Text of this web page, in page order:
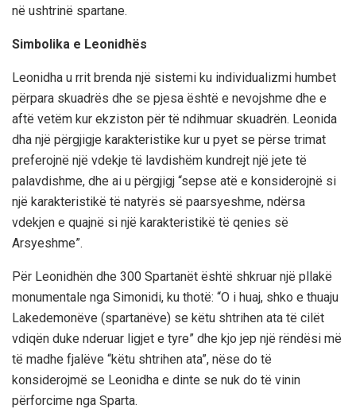
në ushtrinë spartane.
Simbolika e Leonidhës
Leonidha u rrit brenda një sistemi ku individualizmi humbet
përpara skuadrës dhe se pjesa është e nevojshme dhe e
aftë vetëm kur ekziston për të ndihmuar skuadrën. Leonida
dha një përgjigje karakteristike kur u pyet se përse trimat
preferojnë një vdekje të lavdishëm kundrejt një jete të
palavdishme, dhe ai u përgjigj “sepse atë e konsiderojnë si
një karakteristikë të natyrës së paarsyeshme, ndërsa
vdekjen e quajnë si një karakteristikë të qenies së
Arsyeshme”.
Për Leonidhën dhe 300 Spartanët është shkruar një pllakë
monumentale nga Simonidi, ku thotë: “O i huaj, shko e thuaju
Lakedemonëve (spartanëve) se këtu shtrihen ata të cilët
vdiqën duke nderuar ligjet e tyre” dhe kjo jep një rëndësi më
të madhe fjalëve “këtu shtrihen ata”, nëse do të
konsiderojmë se Leonidha e dinte se nuk do të vinin
përforcime nga Sparta.